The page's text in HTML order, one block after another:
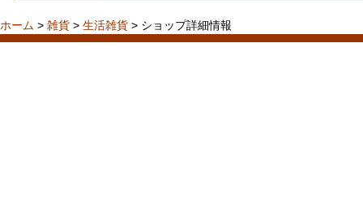
ホーム > 雑貨 > 生活雑貨 > ショップ詳細情報